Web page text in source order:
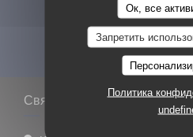
Ок, все
Запретить
Политика
Связь с нами